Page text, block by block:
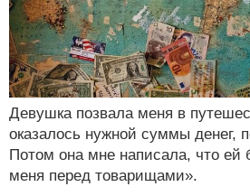
Девушка позвала меня в
оказалось нужной суммы денег,
Потом она мне написала, что ей
меня перед товарищами».